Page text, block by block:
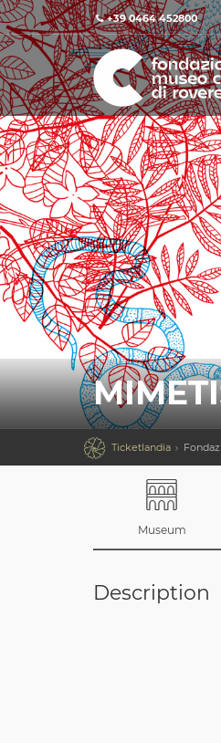
+39 0464 452800
 Ticketlandia
Museum
Description